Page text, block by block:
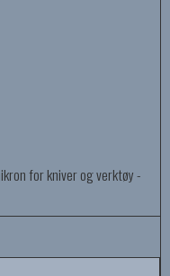
for kniver og verktøy -